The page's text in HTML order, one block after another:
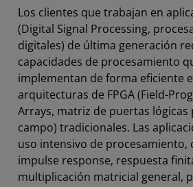
Los clientes que trabajan en
(Digital Signal Processing,
digitales) de última generación
capacidades de procesamiento
implementan de forma eficiente
arquitecturas de FPGA (Field-
Arrays, matriz de puertas
campo) tradicionales. Las
uso intensivo de procesamiento,
impulse response, respuesta
multiplicación matricial general,